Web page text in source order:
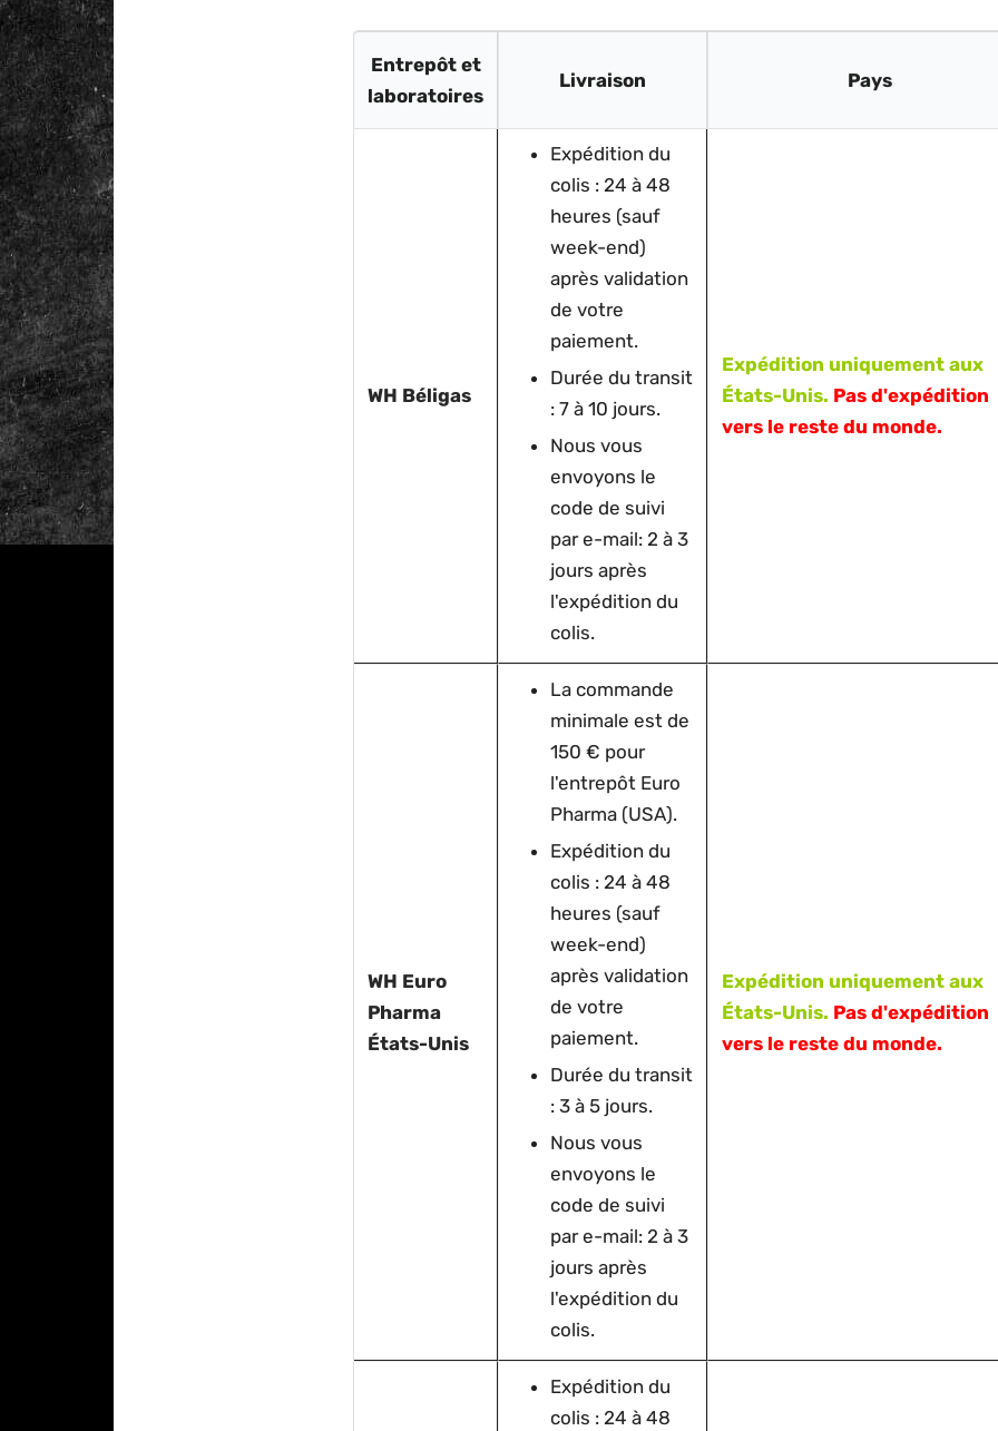
Entrepôt et
laboratoires
Livraison Pays
WH Béligas
Expédition du
colis : 24 à 48
heures (sauf
week-end)
après validation
de votre
paiement.
Durée du transit
: 7 à 10 jours.
Nous vous
envoyons le
code de suivi
par e-mail: 2 à 3
jours après
l'expédition du
colis.
Expédition uniquement aux
États-Unis. Pas d'expédition
vers le reste du monde.
WH Euro
Pharma
États-Unis
La commande
minimale est de
150 € pour
l'entrepôt Euro
Pharma (USA).
Expédition du
colis : 24 à 48
heures (sauf
week-end)
après validation
de votre
paiement.
Durée du transit
: 3 à 5 jours.
Nous vous
envoyons le
code de suivi
par e-mail: 2 à 3
jours après
l'expédition du
colis.
Expédition uniquement aux
États-Unis. Pas d'expédition
vers le reste du monde.
Expédition du
colis : 24 à 48